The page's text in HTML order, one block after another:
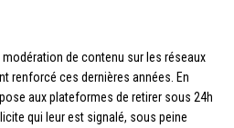
de contenu sur les réseaux
renforcé ces dernières années. En
aux plateformes de retirer sous 24h
qui leur est signalé, sous peine